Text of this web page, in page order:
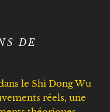
DE
le Shi Dong Wu
réels, une